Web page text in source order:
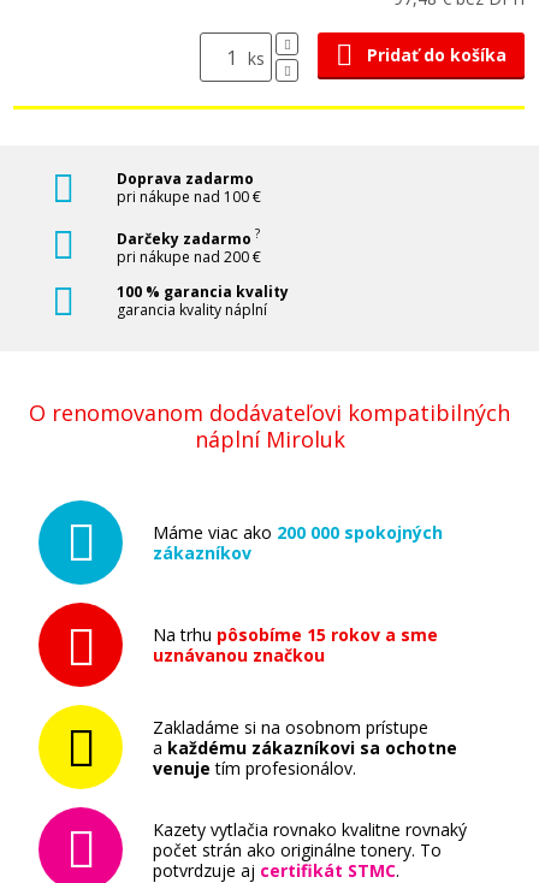
ks Pridať do košíka
Doprava zadarmo
pri nákupe nad 100 €
Darčeky zadarmo ?
pri nákupe nad 200 €
100 % garancia kvality
garancia kvality náplní
O renomovanom dodávateľovi kompatibilných
náplní Miroluk
Máme viac ako 200 000 spokojných
zákazníkov
Na trhu pôsobíme 15 rokov a sme
uznávanou značkou
Zakladáme si na osobnom prístupe
a každému zákazníkovi sa ochotne
venuje tím profesionálov.
Kazety vytlačia rovnako kvalitne rovnaký
počet strán ako originálne tonery. To
potvrdzuje aj certifikát STMC.